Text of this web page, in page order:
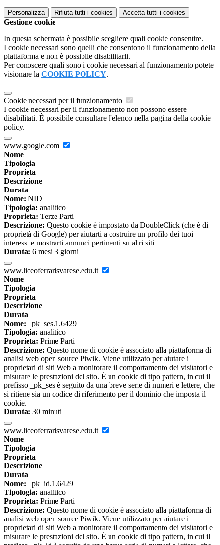
Personalizza Rifiuta tutti i cookies Accetta tutti i cookies
Gestione cookie
In questa schermata è possibile scegliere quali cookie consentire.
I cookie necessari sono quelli che consentono il funzionamento della
piattaforma e non è possibile disabilitarli.
Per conoscere quali sono i cookie necessari al funzionamento potete
visionare la COOKIE POLICY.
Cookie necessari per il funzionamento
I cookie necessari per il funzionamento non possono essere
disabilitati. È possibile consultare l'elenco nella pagina della cookie
policy.
www.google.com
Nome
Tipologia
Proprieta
Descrizione
Durata
Nome: NID
Tipologia: analitico
Proprieta: Terze Parti
Descrizione: Questo cookie è impostato da DoubleClick (che è di
proprietà di Google) per aiutarti a costruire un profilo dei tuoi
interessi e mostrarti annunci pertinenti su altri siti.
Durata: 6 mesi 3 giorni
www.liceoferrarisvarese.edu.it
Nome
Tipologia
Proprieta
Descrizione
Durata
Nome: _pk_ses.1.6429
Tipologia: analitico
Proprieta: Prime Parti
Descrizione: Questo nome di cookie è associato alla piattaforma di
analisi web open source Piwik. Viene utilizzato per aiutare i
proprietari di siti Web a monitorare il comportamento dei visitatori e
misurare le prestazioni del sito. È un cookie di tipo pattern, in cui il
prefisso _pk_ses è seguito da una breve serie di numeri e lettere, che
si ritiene sia un codice di riferimento per il dominio che imposta il
cookie.
Durata: 30 minuti
www.liceoferrarisvarese.edu.it
Nome
Tipologia
Proprieta
Descrizione
Durata
Nome: _pk_id.1.6429
Tipologia: analitico
Proprieta: Prime Parti
Descrizione: Questo nome di cookie è associato alla piattaforma di
analisi web open source Piwik. Viene utilizzato per aiutare i
proprietari di siti Web a monitorare il comportamento dei visitatori e
misurare le prestazioni del sito. È un cookie di tipo pattern, in cui il